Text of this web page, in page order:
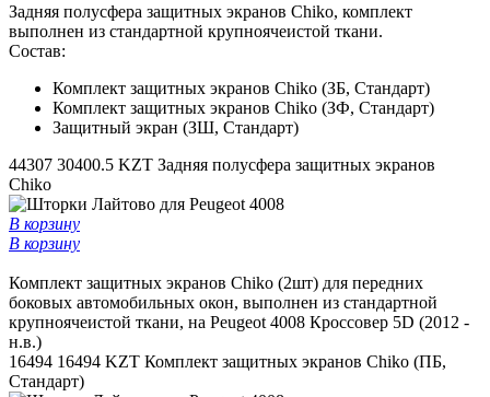
Задняя полусфера защитных экранов Chiko, комплект
выполнен из стандартной крупноячеистой ткани.
Состав:
Комплект защитных экранов Chiko (ЗБ, Стандарт)
Комплект защитных экранов Chiko (ЗФ, Стандарт)
Защитный экран (ЗШ, Стандарт)
44307 30400.5 KZT Задняя полусфера защитных экранов
Chiko
В корзину
В корзину
Комплект защитных экранов Chiko (2шт) для передних
боковых автомобильных окон, выполнен из стандартной
крупноячеистой ткани, на Peugeot 4008 Кроссовер 5D (2012 -
н.в.)
16494 16494 KZT Комплект защитных экранов Chiko (ПБ,
Стандарт)